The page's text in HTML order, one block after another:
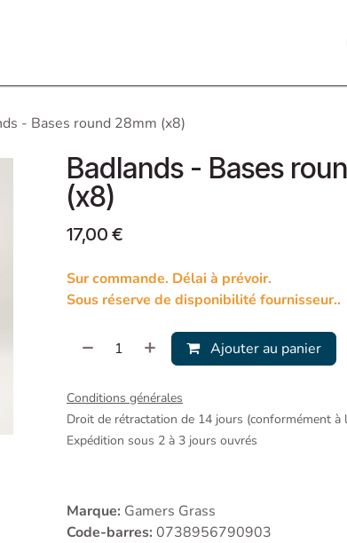
- Bases round 28mm (x8)
Badlands - Bases
(x8)
17,00 €
Sur commande. Délai à prévoir.
Sous réserve de disponibilité fournisseur..
Ajouter au panier
Conditions générales
Droit de rétractation de 14 jours (conformément à
Expédition sous 2 à 3 jours ouvrés
Marque: Gamers Grass
Code-barres: 0738956790903